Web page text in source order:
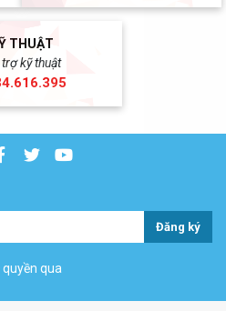
THUẬT
kỹ thuật
Đăng ký
qua